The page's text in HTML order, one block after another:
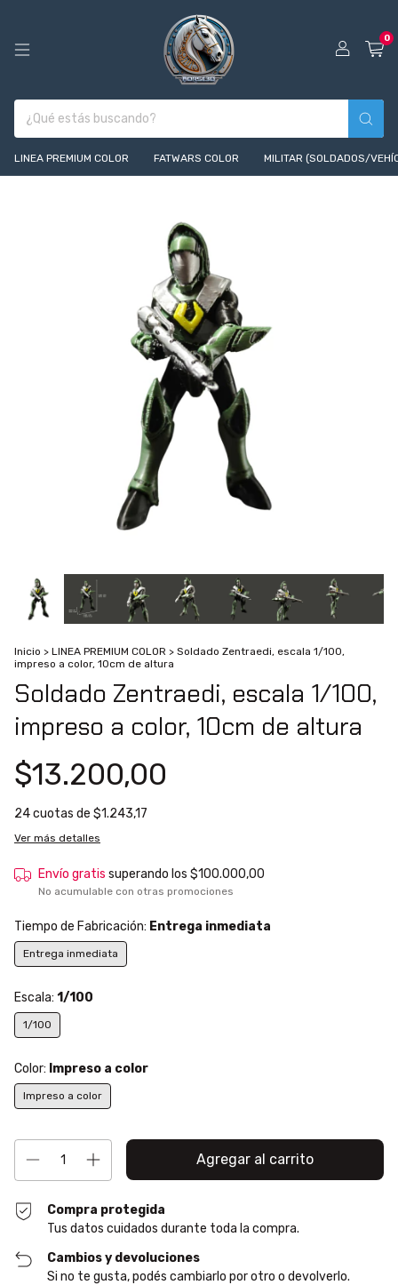
0
LINEA PREMIUM COLOR FATWARS COLOR MILITAR (SOLDADOS/
Inicio > LINEA PREMIUM COLOR > Soldado Zentraedi, escala 1/100,
impreso a color, 10cm de altura
Soldado Zentraedi, escala 1/100,
impreso a color, 10cm de altura
$13.200,00
24cuotas de $1.243,17
Ver más detalles
Envío gratis superando los $100.000,00
No acumulable con otras promociones
Tiempo de Fabricación: Entrega inmediata
Entrega inmediata
Escala: 1/100
1/100
Color: Impreso a color
Impreso a color
Compra protegida
Tus datos cuidados durante toda la compra.
Cambios y devoluciones
Si no te gusta, podés cambiarlo por otro o devolverlo.